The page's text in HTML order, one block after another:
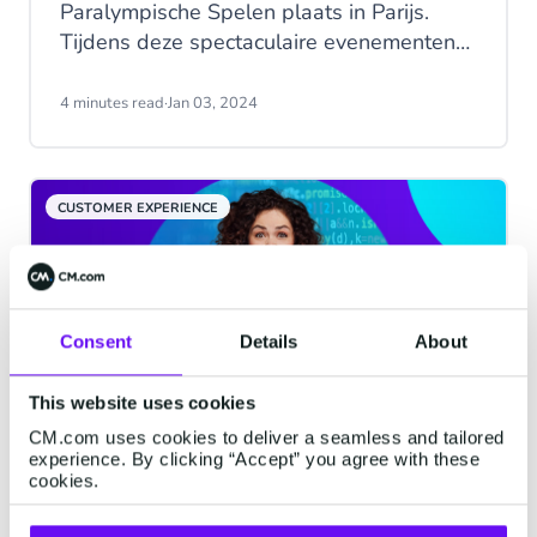
Consent Details About
This website uses cookies
CM.com uses cookies to deliver a seamless and tailored
experience. By clicking “Accept” you agree with these
cookies.
Paralympische Spelen plaats in Parijs.
Tijdens deze spectaculaire evenementen
een ontmoetingsplaats creëren voor oranje
NOC*NSF hebben een meerjarige deal
gesloten om dit initiatief optimaal te
ondersteunen, waarbij CM.com helpt bij
het creëren van een ultieme fanbeleving
voor, tijdens én na het evenement door
middel van ticketing, een event-app en
mobiele communicatie.
4 minutes read·Jan 03, 2024
CUSTOMER EXPERIENCE
CM.com viert lancering van
Generatieve AI Engine: